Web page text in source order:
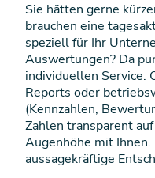
Sie hätten gerne
brauchen eine
speziell für Ihr
Auswertungen? Da
individuellen Service.
Reports oder
(Kennzahlen,
Zahlen transparent
Augenhöhe mit Ihnen.
aussagekräftige